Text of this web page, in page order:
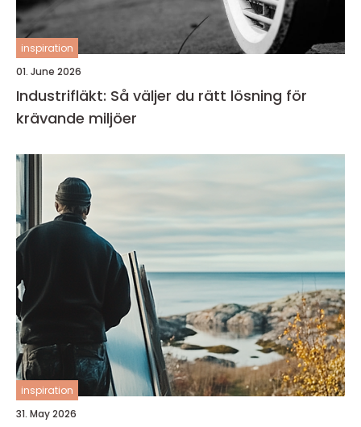
inspiration
01. June 2026
Industrifläkt: Så väljer du rätt lösning för
krävande miljöer
inspiration
31. May 2026